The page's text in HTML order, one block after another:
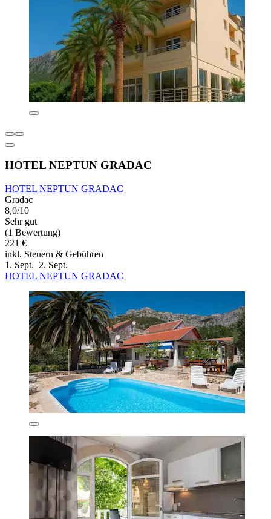
HOTEL NEPTUN GRADAC
HOTEL NEPTUN GRADAC
Gradac
8,0/10
Sehr gut
(1 Bewertung)
221 €
inkl. Steuern & Gebühren
1. Sept.–2. Sept.
HOTEL NEPTUN GRADAC